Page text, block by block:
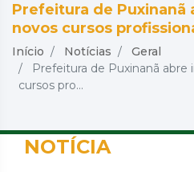
Prefeitura de Puxinanã
novos cursos
Início Notícias
Geral
Prefeitura de Puxinanã abre
cursos pro...
NOTÍCIA